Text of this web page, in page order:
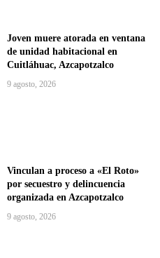
Joven muere atorada en ventana
de unidad habitacional en
Cuitláhuac, Azcapotzalco
9 agosto, 2026
Vinculan a proceso a «El Roto»
por secuestro y delincuencia
organizada en Azcapotzalco
9 agosto, 2026